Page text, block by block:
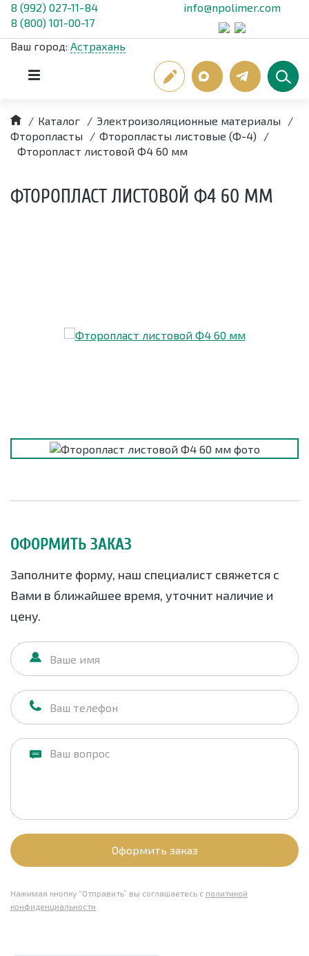
8 (992) 027-11-84
8 (800) 101-00-17
info@npolimer.com
Ваш город: Астрахань
/ Каталог / Электроизоляционные материалы
/
Фторопласты
/ Фторопласты листовые (Ф-4)
/
Фторопласт листовой Ф4 60 мм
ФТОРОПЛАСТ ЛИСТОВОЙ Ф4 60 ММ
ОФОРМИТЬ ЗАКАЗ
Заполните форму, наш специалист свяжется с
Вами в ближайшее время, уточнит наличие и
цену.
Оформить заказ
Нажимая кнопку “Отправить” вы соглашаетесь с политикой
конфиденциальности